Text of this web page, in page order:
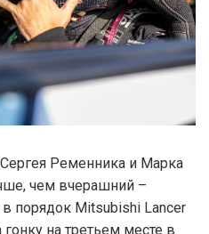
Ременника и Марка
чем вчерашний –
порядок Mitsubishi Lancer
на третьем месте в